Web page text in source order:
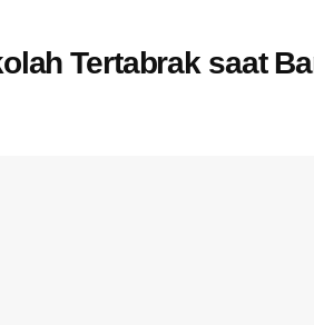
Tertabrak saat